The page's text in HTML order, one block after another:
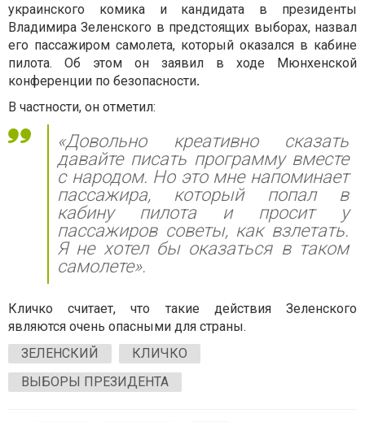
украинского комика и кандидата в президенты
Владимира Зеленского в предстоящих выборах, назвал
его пассажиром самолета, который оказался в кабине
пилота. Об этом он заявил в ходе Мюнхенской
конференции по безопасности.
В частности, он отметил:
«Довольно креативно сказать
давайте писать программу вместе
с народом. Но это мне напоминает
пассажира, который попал в
кабину пилота и просит у
пассажиров советы, как взлетать.
Я не хотел бы оказаться в таком
самолете».
Кличко считает, что такие действия Зеленского
являются очень опасными для страны.
ЗЕЛЕНСКИЙ
КЛИЧКО
ВЫБОРЫ ПРЕЗИДЕНТА